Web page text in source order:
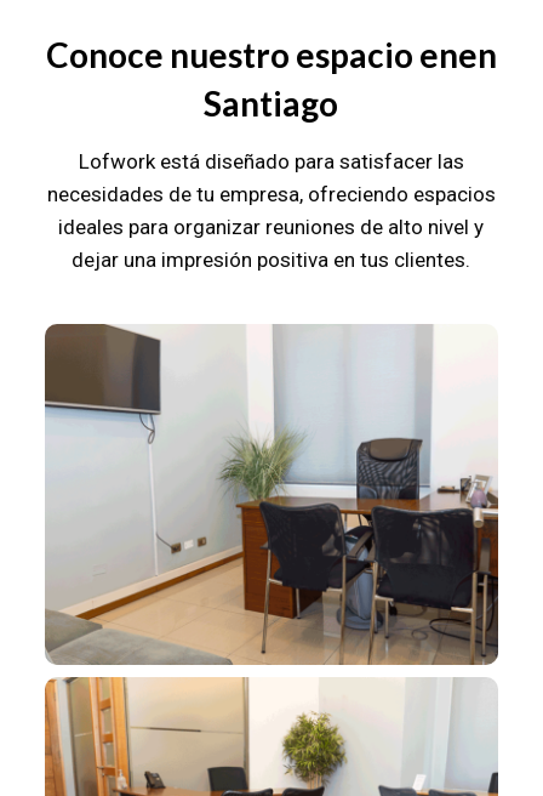
Conoce nuestro espacio enen
Santiago
Lofwork está diseñado para satisfacer las
necesidades de tu empresa, ofreciendo espacios
ideales para organizar reuniones de alto nivel y
dejar una impresión positiva en tus clientes.